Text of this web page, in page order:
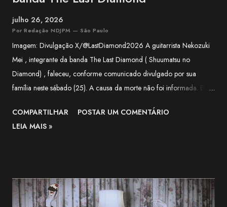
julho 26, 2026
Por Redação NDJPM — São Paulo
Imagem: Divulgação X/@LastDiamond2026 A guitarrista Nekozuki
Mei , integrante da banda The Last Diamond ( Shuumatsu no
Diamond) , faleceu, conforme comunicado divulgado por sua
família neste sábado (25). A causa da morte não foi informada. Em
sua trajetória e lamentou a forma repentina como a notícia foi
comunicada. O funeral será realizado apenas com a presença de
Across the World. pic.twitter.com/3VWEpd2juI — 終末のダイヤモ
ンド (@LastDiamond2026) July 6, 2026 Nekozuki Mei era ex-
COMPARTILHAR
POSTAR UM COMENTÁRIO
LEIA MAIS »